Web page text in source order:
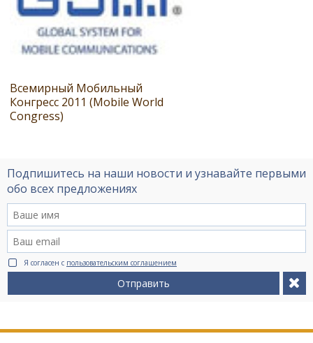
Всемирный Мобильный
Конгресс 2011 (Mobile World
Congress)
Подпишитесь на наши новости и узнавайте первыми
обо всех предложениях
Я согласен с пользовательским соглашением
Отправить